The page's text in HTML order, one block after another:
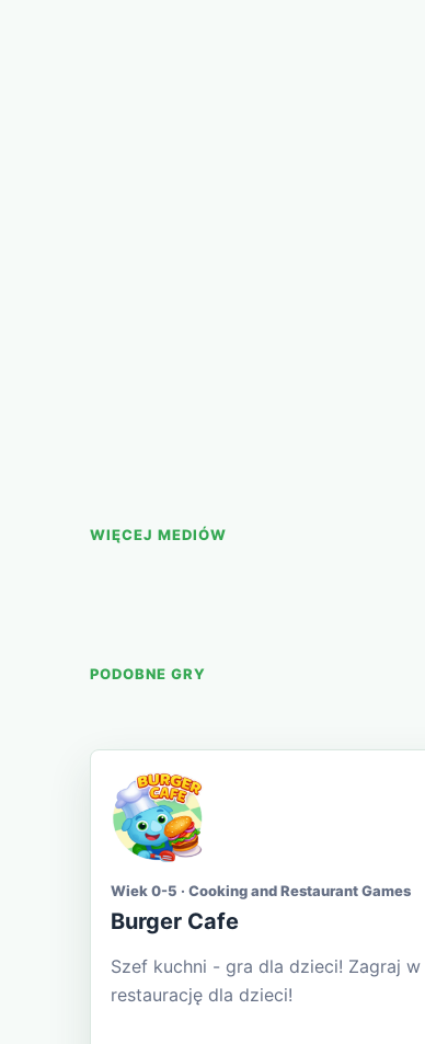
WIĘCEJ MEDIÓW
PODOBNE GRY
Wiek 0-5 · Cooking and Restaurant Games
Burger Cafe
Szef kuchni - gra dla dzieci! Zagraj w
restaurację dla dzieci!